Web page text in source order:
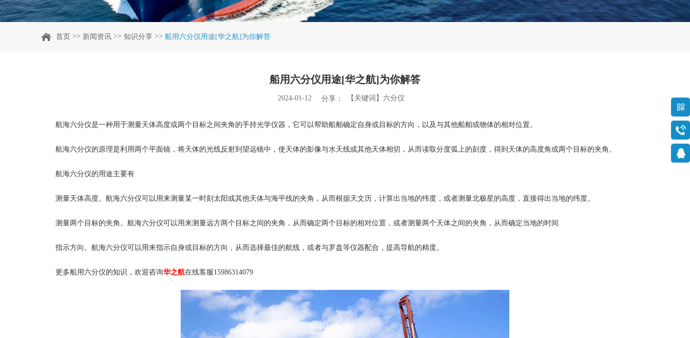
首页 >> 新闻资讯 >> 知识分享 >> 船用六分仪用途[华之航]为你解答
船用六分仪用途[华之航]为你解答
2024-01-12 分享： 【关键词】六分仪
航海六分仪是一种用于测量天体高度或两个目标之间夹角的手持光学仪器，它可以帮助船舶确定自身或目标的方向，以及与其他船舶或物体的相对位置。
航海六分仪的原理是利用两个平面镜，将天体的光线反射到望远镜中，使天体的影像与水天线或其他天体相切，从而读取分度弧上的刻度，得到天体的高度角或两个目标的夹角。
航海六分仪的用途主要有
测量天体高度。航海六分仪可以用来测量某一时刻太阳或其他天体与海平线的夹角，从而根据天文历，计算出当地的纬度，或者测量北极星的高度，直接得出当地的纬度。
测量两个目标的夹角。航海六分仪可以用来测量远方两个目标之间的夹角，从而确定两个目标的相对位置，或者测量两个天体之间的夹角，从而确定当地的时间
指示方向。航海六分仪可以用来指示自身或目标的方向，从而选择最佳的航线，或者与罗盘等仪器配合，提高导航的精度。
更多船用六分仪的知识，欢迎咨询华之航在线客服15986314079